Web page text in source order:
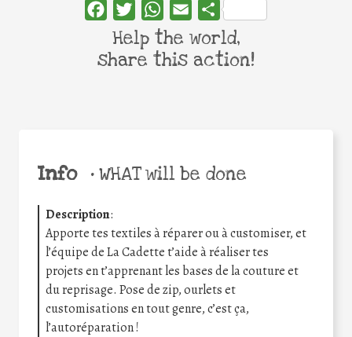
Info •WHAT will be done
Description:
Apporte tes textiles à réparer ou à customiser, et
l’équipe de La Cadette t’aide à réaliser tes
projets en t’apprenant les bases de la couture et
du reprisage. Pose de zip, ourlets et
customisations en tout genre, c’est ça,
l’autoréparation !
FacebookTwitterWhatsApp
Email Share
Help the world,
share this action!